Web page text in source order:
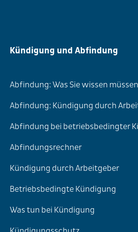
Kündigung und Abfindung
Abfindung: Was Sie wissen müssen
Abfindung: Kündigung durch
Abfindung bei betriebsbedingter
Abfindungsrechner
Kündigung durch Arbeitgeber
Betriebsbedingte Kündigung
Was tun bei Kündigung